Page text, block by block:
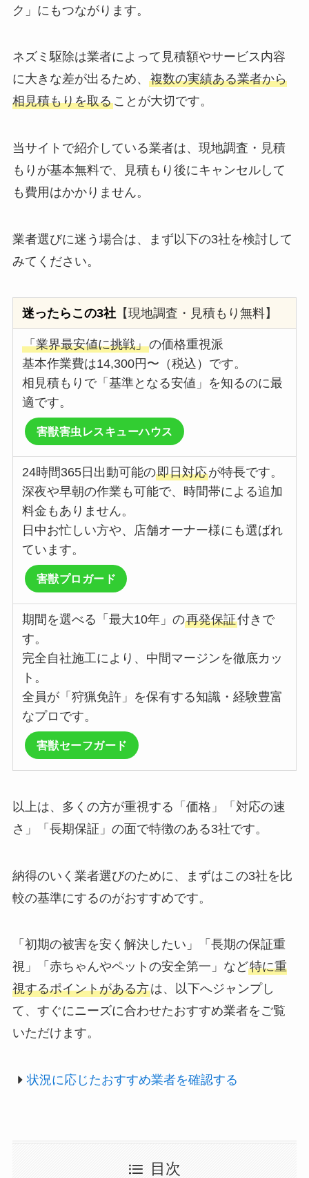
ク」にもつながります。
ネズミ駆除は業者によって見積額やサービス内容
に大きな差が出るため、 複数の実績ある業者から
相見積もりを取ることが大切です。
当サイトで紹介している業者は、現地調査・見積
もりが基本無料で、見積もり後にキャンセルして
も費用はかかりません。
業者選びに迷う場合は、まず以下の3社を検討して
みてください。
迷ったらこの3社 【現地調査・見積もり無料】
「業界最安値に挑戦」の価格重視派
基本作業費は14,300円〜（税込）です。
相見積もりで「基準となる安値」を知るのに最
適です。
害獣害虫レスキューハウス
24時間365日出動可能の即日対応が特長です。
深夜や早朝の作業も可能で、時間帯による追加
料金もありません。
日中お忙しい方や、店舗オーナー様にも選ばれ
ています。
害獣プロガード
期間を選べる「最大10年」の再発保証付きで
す。
完全自社施工により、中間マージンを徹底カッ
ト。
全員が「狩猟免許」を保有する知識・経験豊富
なプロです。
害獣セーフガード
以上は、多くの方が重視する「価格」「対応の速
さ」「長期保証」の面で特徴のある3社です。
納得のいく業者選びのために、まずはこの3社を比
較の基準にするのがおすすめです。
「初期の被害を安く解決したい」「長期の保証重
視」「赤ちゃんやペットの安全第一」など特に重
視するポイントがある方は、以下へジャンプし
て、すぐにニーズに合わせたおすすめ業者をご覧
いただけます。
状況に応じたおすすめ業者を確認する
目次